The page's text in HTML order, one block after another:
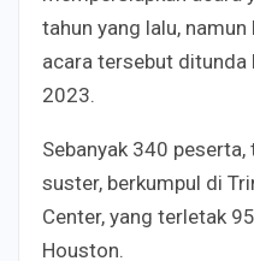
tahun yang lalu,
acara tersebut
2023.
Sebanyak 340
suster, berkumpul di
Center, yang terletak
Houston.